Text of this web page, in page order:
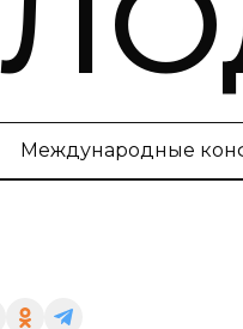
Международные